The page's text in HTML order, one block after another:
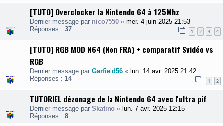
[TUTO] Overclocker la Nintendo 64 à 125Mhz
Dernier message par nico7550 « mer. 4 juin 2025 21:53
Réponses : 37 1 2 3 4
[TUTO] RGB MOD N64 (Non FRA) + comparatif Svidéo vs
RGB
Dernier message par Garfield56 « lun. 14 avr. 2025 21:42
Réponses : 14 1 2
TUTORIEL dézonage de la Nintendo 64 avec l'ultra pif
Dernier message par Skatino « lun. 7 avr. 2025 12:15
Réponses : 8